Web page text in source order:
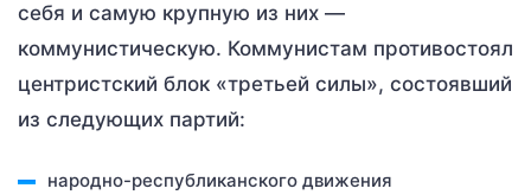
себя и самую крупную из них —
коммунистическую. Коммунистам противостоял
центристский блок «третьей силы», состоявший
из следующих партий:
народно-республиканского движения